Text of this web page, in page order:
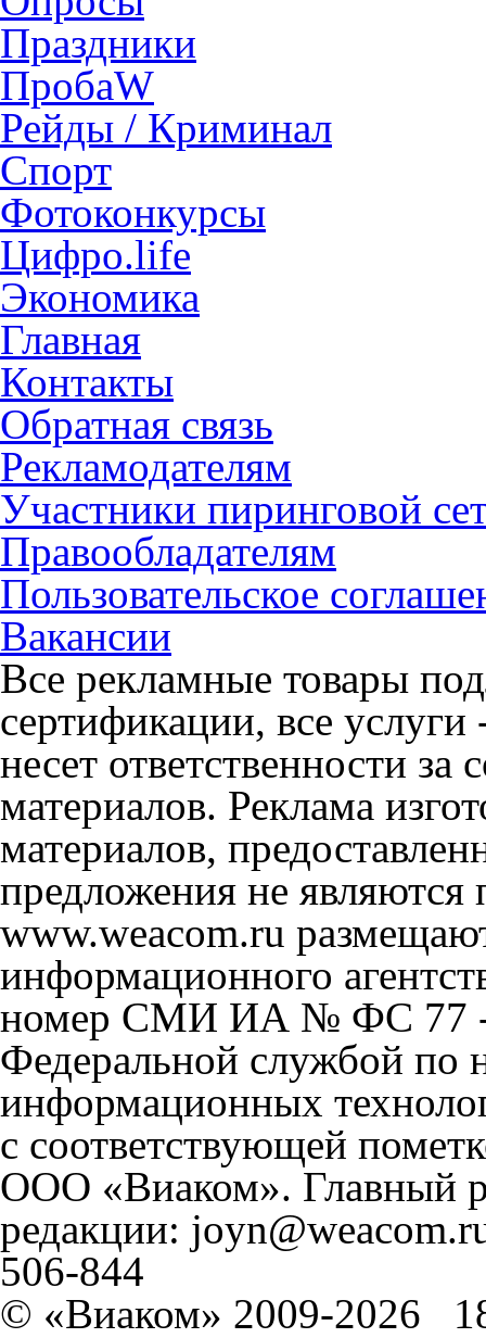
Праздники
ПробаW
Рейды / Криминал
Спорт
Фотоконкурсы
Цифро.life
Экономика
Главная
Контакты
Обратная связь
Рекламодателям
Участники пиринговой
Правообладателям
Пользовательское
Вакансии
Все рекламные товары
сертификации, все
несет ответственности
материалов. Реклама
материалов,
предложения не
www.weacom.ru
информационного
номер СМИ ИА № ФС 77 -
Федеральной службой по
информационных
с соответствующей
ООО «Виаком». Главный
редакции:
506-844
© «Виаком» 2009-2026